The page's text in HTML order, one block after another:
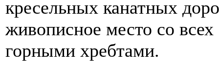
кресельных канатных
живописное место со
горными хребтами.